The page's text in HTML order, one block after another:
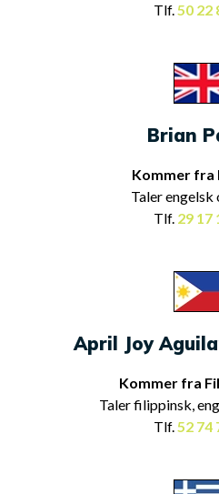
Tlf.50 22
Brian
Kommer fra
Taler engelsk
Tlf. 29 17
April Joy
Kommer fra
Taler filippinsk,
Tlf.52 74